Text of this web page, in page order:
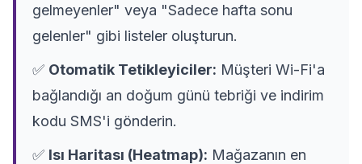
gelmeyenler" veya "Sadece hafta sonu
gelenler" gibi listeler oluşturun.
✅ Otomatik Tetikleyiciler: Müşteri Wi-Fi'a
bağlandığı an doğum günü tebriği ve indirim
kodu SMS'i gönderin.
✅ Isı Haritası (Heatmap): Mağazanın en